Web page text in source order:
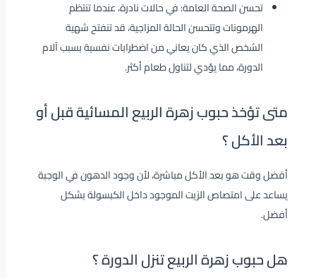
تحسن الصحة العامة: في حالات نادرة، عندما تنتظم
الهرمونات وتتحسن الحالة المزاجية، قد تنفتح شهية
الشخص الذي كان يعاني من اضطرابات نفسية بسبب آلام
الدورة، مما يؤدي لتناول طعام أكثر.
متى تؤخذ حبوب زهرة الربيع المسائية قبل أو
بعد الأكل ؟
أفضل وقت هو بعد الأكل مباشرة، لأن وجود الدهون في الوجبة
يساعد على امتصاص الزيت الموجود داخل الكبسولة بشكل
أفضل.
هل حبوب زهرة الربيع تنزل الدورة ؟